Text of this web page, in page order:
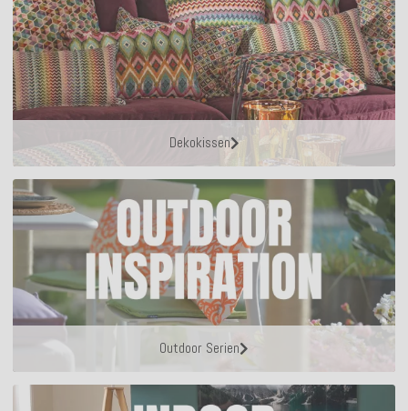
Dekokissen
Outdoor Serien